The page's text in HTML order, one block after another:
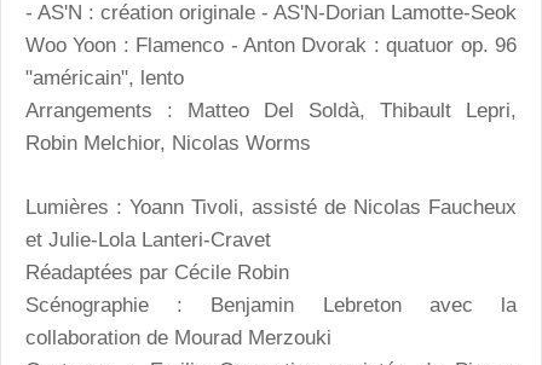
- AS'N : création originale - AS'N-Dorian Lamotte-Seok
Woo Yoon : Flamenco - Anton Dvorak : quatuor op. 96
"américain", lento
Arrangements : Matteo Del Soldà, Thibault Lepri,
Robin Melchior, Nicolas Worms
Lumières : Yoann Tivoli, assisté de Nicolas Faucheux
et Julie-Lola Lanteri-Cravet
Réadaptées par Cécile Robin
Scénographie : Benjamin Lebreton avec la
collaboration de Mourad Merzouki